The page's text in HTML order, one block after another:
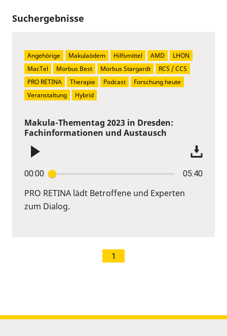
Suchergebnisse
Makula-Thementag 2023 in Dresden:
Fachinformationen und Austausch
00:00 05:40
PRO RETINA lädt Betroffene und Experten
zum Dialog.
Angehörige Makulaödem Hilfsmittel AMD
LHON
MacTel
Morbus Best Morbus Stargardt
RCS / CCS
PRO RETINA
Therapie Podcast
Forschung heute
Veranstaltung
Hybrid
1